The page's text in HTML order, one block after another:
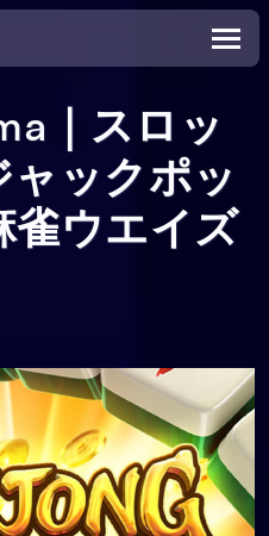
｜スロッ
ャックポッ
雀ウエイズ